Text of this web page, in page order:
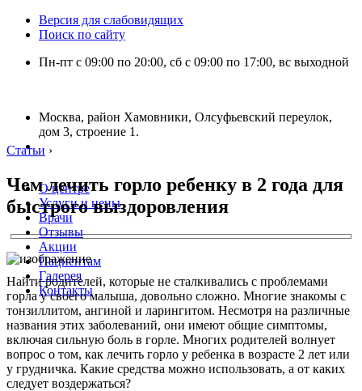
Версия для слабовидящих
Поиск по сайту
Пн-пт с 09:00 по 20:00, сб с 09:00 по 17:00, вс выходной
Москва, район Хамовники, Олсуфьевский переулок,
дом 3, строение 1.
О центре
Услуги и цены
Врачи
Отзывы
Акции
Пациентам
Галерея
Контакты
Статьи ›
Чем лечить горло ребенку в 2 года для
быстрого выздоровления
Найти родителей, которые не сталкивались с проблемами
горла у своего малыша, довольно сложно. Многие знакомы с
тонзиллитом, ангиной и ларингитом. Несмотря на различные
названия этих заболеваний, они имеют общие симптомы,
включая сильную боль в горле. Многих родителей волнует
вопрос о том, как лечить горло у ребенка в возрасте 2 лет или
у грудничка. Какие средства можно использовать, а от каких
следует воздержаться?